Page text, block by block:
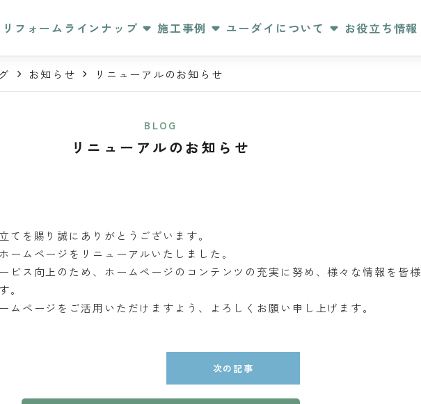
リフォームラインナップ 施工事例 ユーダイについて お役立ち情報
お知らせ リニューアルのお知らせ
BLOG
リニューアルのお知らせ
てを賜り誠にありがとうございます。
ームページをリニューアルいたしました。
ビス向上のため、ホームページのコンテンツの充実に努め、様々な情報を皆様
。
ムページをご活用いただけますよう、よろしくお願い申し上げます。
次の記事